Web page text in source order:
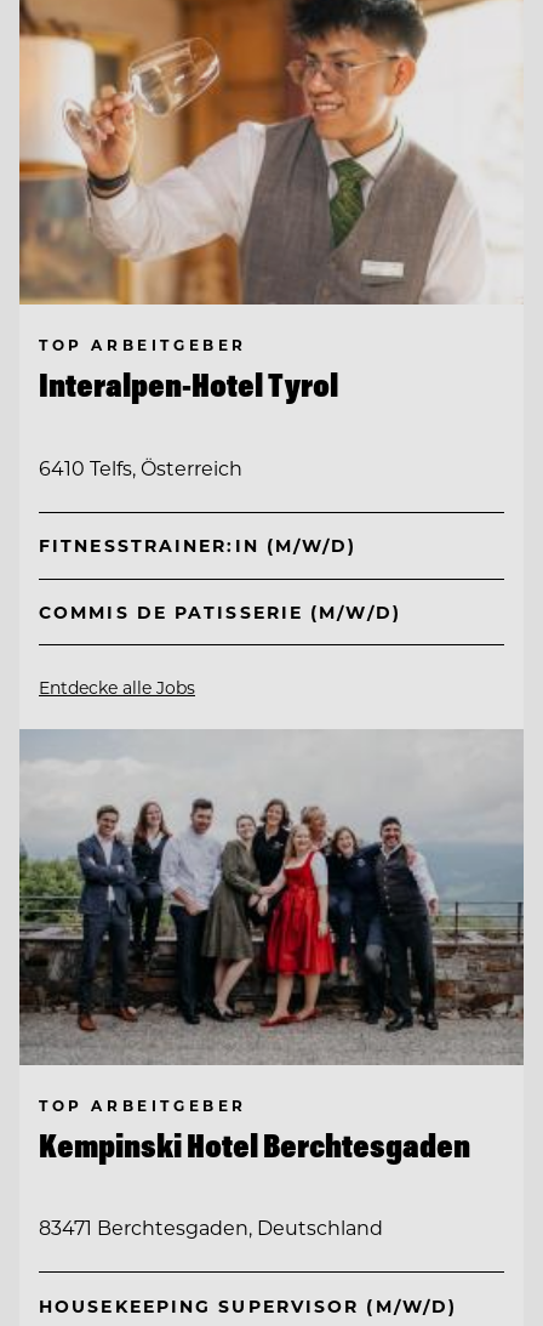
TOP ARBEITGEBER
Interalpen-Hotel Tyrol
6410 Telfs, Österreich
FITNESSTRAINER:IN (M/W/D)
COMMIS DE PATISSERIE (M/W/D)
Entdecke alle Jobs
TOP ARBEITGEBER
Kempinski Hotel Berchtesgaden
83471 Berchtesgaden, Deutschland
HOUSEKEEPING SUPERVISOR (M/W/D)